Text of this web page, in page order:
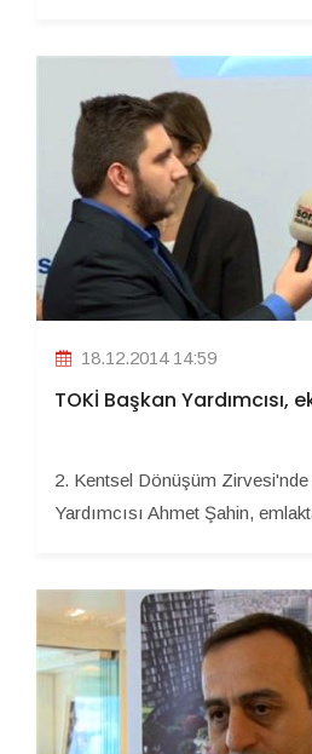
18.12.2014 14:59
TOKİ Başkan Yardımcısı,
2. Kentsel Dönüşüm
Yardımcısı Ahmet Şahin,